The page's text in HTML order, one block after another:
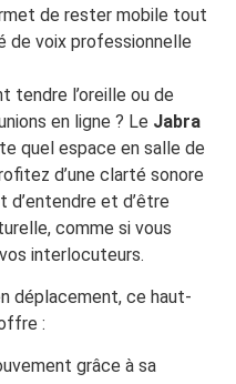
de rester mobile tout
de voix professionnelle
tendre l’oreille ou de
en ligne ? Le Jabra
quel espace en salle de
d’une clarté sonore
et d’être
comme si vous
interlocuteurs.
déplacement, ce haut-
:
grâce à sa